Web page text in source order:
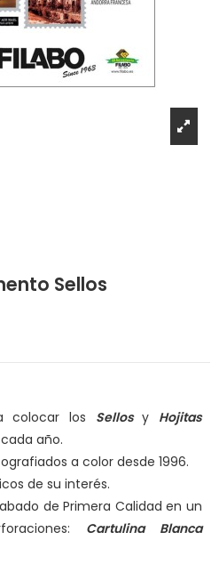
Sellos
colocar los Sellos y Hojitas
año.
a color desde 1996.
de su interés.
de Primera Calidad en un
Cartulina Blanca